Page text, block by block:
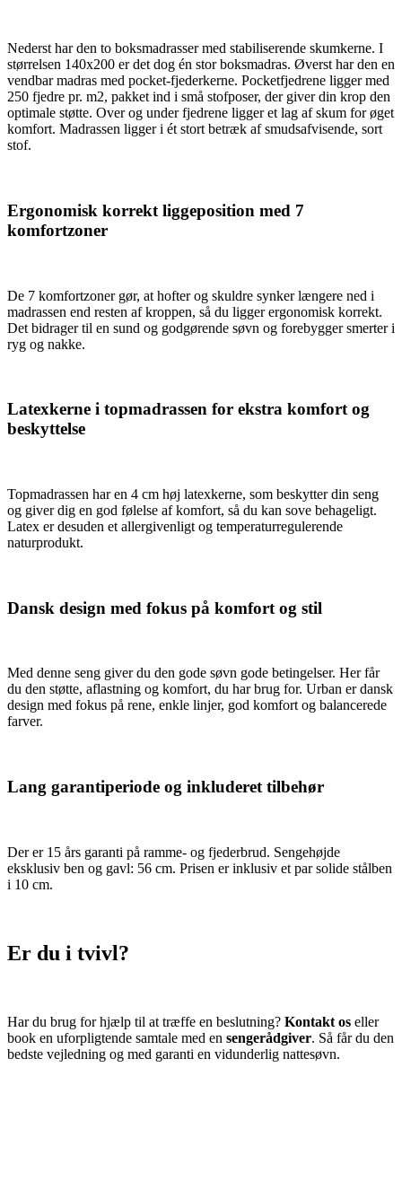
Nederst har den to boksmadrasser med stabiliserende skumkerne. I
størrelsen 140x200 er det dog én stor boksmadras. Øverst har den en
vendbar madras med pocket-fjederkerne. Pocketfjedrene ligger med
250 fjedre pr. m2, pakket ind i små stofposer, der giver din krop den
optimale støtte. Over og under fjedrene ligger et lag af skum for øget
komfort. Madrassen ligger i ét stort betræk af smudsafvisende, sort
stof.
Ergonomisk korrekt liggeposition med 7
komfortzoner
De 7 komfortzoner gør, at hofter og skuldre synker længere ned i
madrassen end resten af kroppen, så du ligger ergonomisk korrekt.
Det bidrager til en sund og godgørende søvn og forebygger smerter i
ryg og nakke.
Latexkerne i topmadrassen for ekstra komfort og
beskyttelse
Topmadrassen har en 4 cm høj latexkerne, som beskytter din seng
og giver dig en god følelse af komfort, så du kan sove behageligt.
Latex er desuden et allergivenligt og temperaturregulerende
naturprodukt.
Dansk design med fokus på komfort og stil
Med denne seng giver du den gode søvn gode betingelser. Her får
du den støtte, aflastning og komfort, du har brug for. Urban er dansk
design med fokus på rene, enkle linjer, god komfort og balancerede
farver.
Lang garantiperiode og inkluderet tilbehør
Der er 15 års garanti på ramme- og fjederbrud. Sengehøjde
eksklusiv ben og gavl: 56 cm. Prisen er inklusiv et par solide stålben
i 10 cm.
Er du i tvivl?
Har du brug for hjælp til at træffe en beslutning? Kontakt os eller
book en uforpligtende samtale med en sengerådgiver. Så får du den
bedste vejledning og med garanti en vidunderlig nattesøvn.